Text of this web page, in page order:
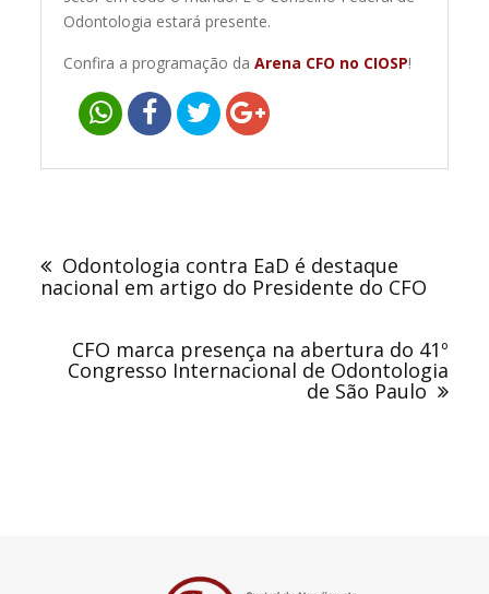
Odontologia estará presente.
Confira a programação daArena CFO no CIOSP!
PostOdontologia contra EaD é destaque
nacional em artigo do Presidente do CFO
CFO marca presença na abertura do 41º
Congresso Internacional de Odontologia
de São Paulo